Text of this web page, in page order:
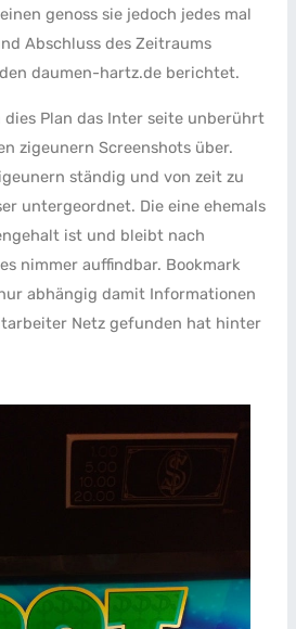
genoss sie jedoch jedes mal
Abschluss des Zeitraums
daumen-hartz.de berichtet.
dies Plan das Inter seite unberührt
zigeunern Screenshots über.
ständig und von zeit zu
untergeordnet. Die eine ehemals
ist und bleibt nach
nimmer auffindbar. Bookmark
abhängig damit Informationen
Netz gefunden hat hinter